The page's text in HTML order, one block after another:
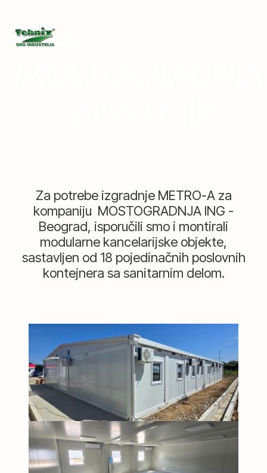
Za potrebe izgradnje METRO-A za
kompaniju MOSTOGRADNJA ING -
Beograd, isporučili smo i montirali
modularne kancelarijske objekte,
sastavljen od 18 pojedinačnih poslovnih
kontejnera sa sanitarnim delom.